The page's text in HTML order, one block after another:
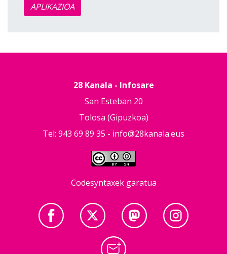
APLIKAZIOA
28 Kanala - Infosare
San Esteban 20
Tolosa (Gipuzkoa)
Tel: 943 69 89 35 - info@28kanala.eus
Codesyntaxek garatua